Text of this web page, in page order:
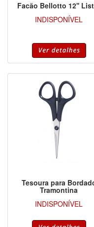
Facão Bellotto 12''
INDISPONÍVEL
Tesoura para
Tramontina
INDISPONÍVEL